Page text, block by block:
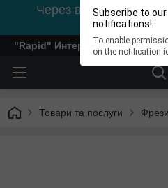
Subscribe to our
notifications!
To enable
on the notification
Через відсутність
"Rapid" Интернет-магазин
Товари та послуги